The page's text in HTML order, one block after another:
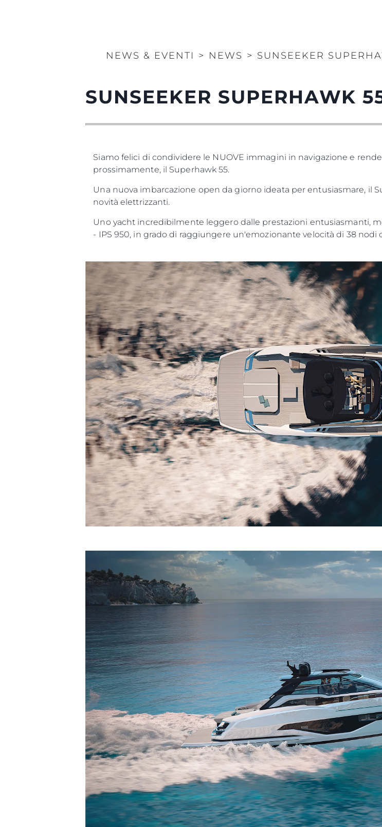
NEWS & EVENTI > NEWS > SUNSEEKER
SUNSEEKER SUPERHAWK
Siamo felici di condividere le NUOVE immagini in navigazione e
prossimamente, il Superhawk 55.
Una nuova imbarcazione open da giorno ideata per entusiasmare, il
novità elettrizzanti.
Uno yacht incredibilmente leggero dalle prestazioni entusiasmanti,
- IPS 950, in grado di raggiungere un'emozionante velocità di 38 nodi
Informazioni
Mappa Del Sito
Contatti
Cookies
Aspetti Legali
POLICY SULLA PRIVACY
MODERN SLAVERY
STATEMENT
TERMINI E CONDIZIONI
COOKIE POLICY